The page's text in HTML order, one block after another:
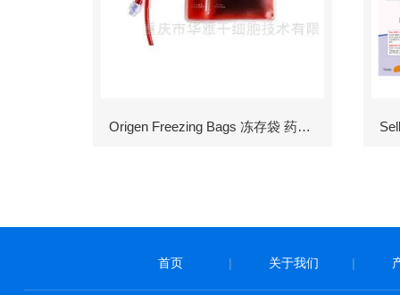
Origen Freezing Bags 冻存袋 药包材
首页 | 关于我们 |